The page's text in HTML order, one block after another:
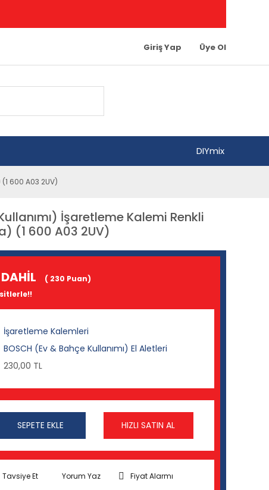
Giriş Yap Üye Ol
DIYmix
600 A03 2UV)
İşaretleme Kalemi Renkli
(1 600 A03 2UV)
( 230 Puan)
İşaretleme Kalemleri
BOSCH (Ev & Bahçe Kullanımı) El Aletleri
230,00 TL
SEPETE EKLE HIZLI SATIN AL
Tavsiye Et Yorum Yaz Fiyat Alarmı